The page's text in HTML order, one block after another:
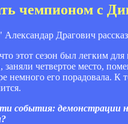
чемпионом с
Драгович
этот сезон был легким
четвертое место,
немного его порадовала.
события: демонстрации